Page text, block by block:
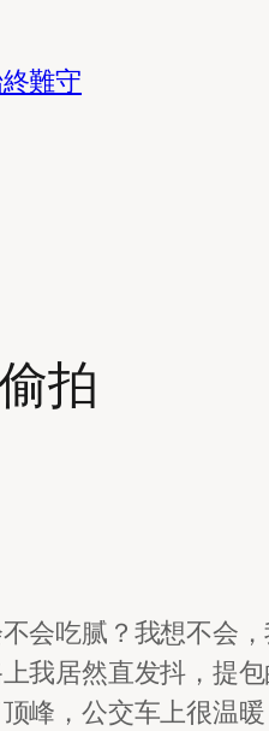
難守
拍
会吃腻？我想不会
我居然直发抖，提
峰，公交车上很温